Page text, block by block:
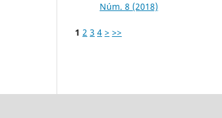
Núm. 8 (2018)
1 2 3 4 > >>